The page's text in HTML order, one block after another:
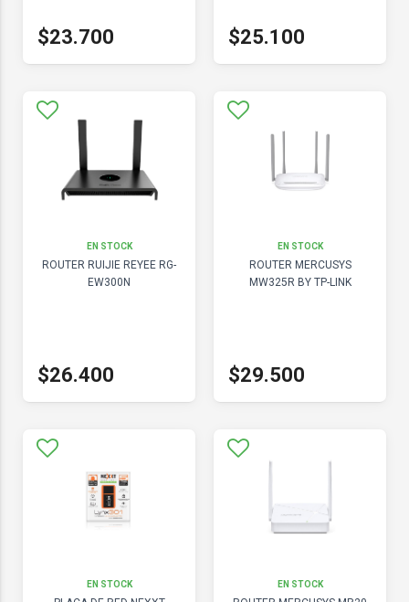
$23.700 $25.100
EN STOCK
ROUTER RUIJIE REYEE RG-
EW300N
$26.400
EN STOCK
ROUTER MERCUSYS
MW325R BY TP-LINK
$29.500
EN STOCK EN STOCK